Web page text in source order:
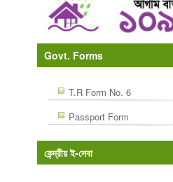
Govt. Forms
T.R Form No. 6
Passport Form
কেন্দ্রীয় ই-সেবা